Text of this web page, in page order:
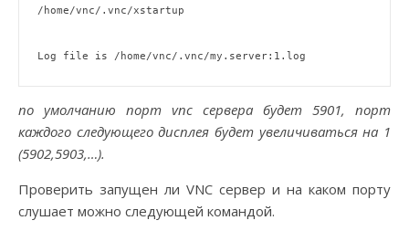
/home/vnc/.vnc/xstartup
по умолчанию порт vnc сервера будет 5901, порт
каждого следующего дисплея будет увеличиваться на 1
(5902,5903,…).
Проверить запущен ли VNC сервер и на каком порту
слушает можно следующей командой.